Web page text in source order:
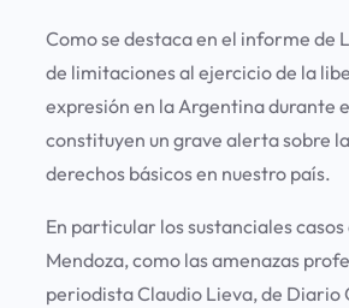
Como se destaca en el informe de
de limitaciones al ejercicio de la
expresión en la Argentina durante
constituyen un grave alerta sobre
derechos básicos en nuestro país.
En particular los sustanciales
Mendoza, como las amenazas
periodista Claudio Lieva, de Diario